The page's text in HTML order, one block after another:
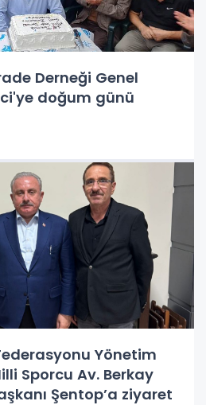
Derneği Genel
doğum günü
Yönetim
Sporcu Av. Berkay
Şentop’a ziyaret